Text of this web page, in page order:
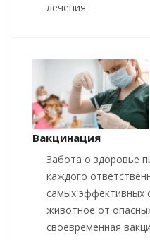
лечения.
Вакцинация
Забота о здоровье
каждого
самых эффективных
животное от
своевременная